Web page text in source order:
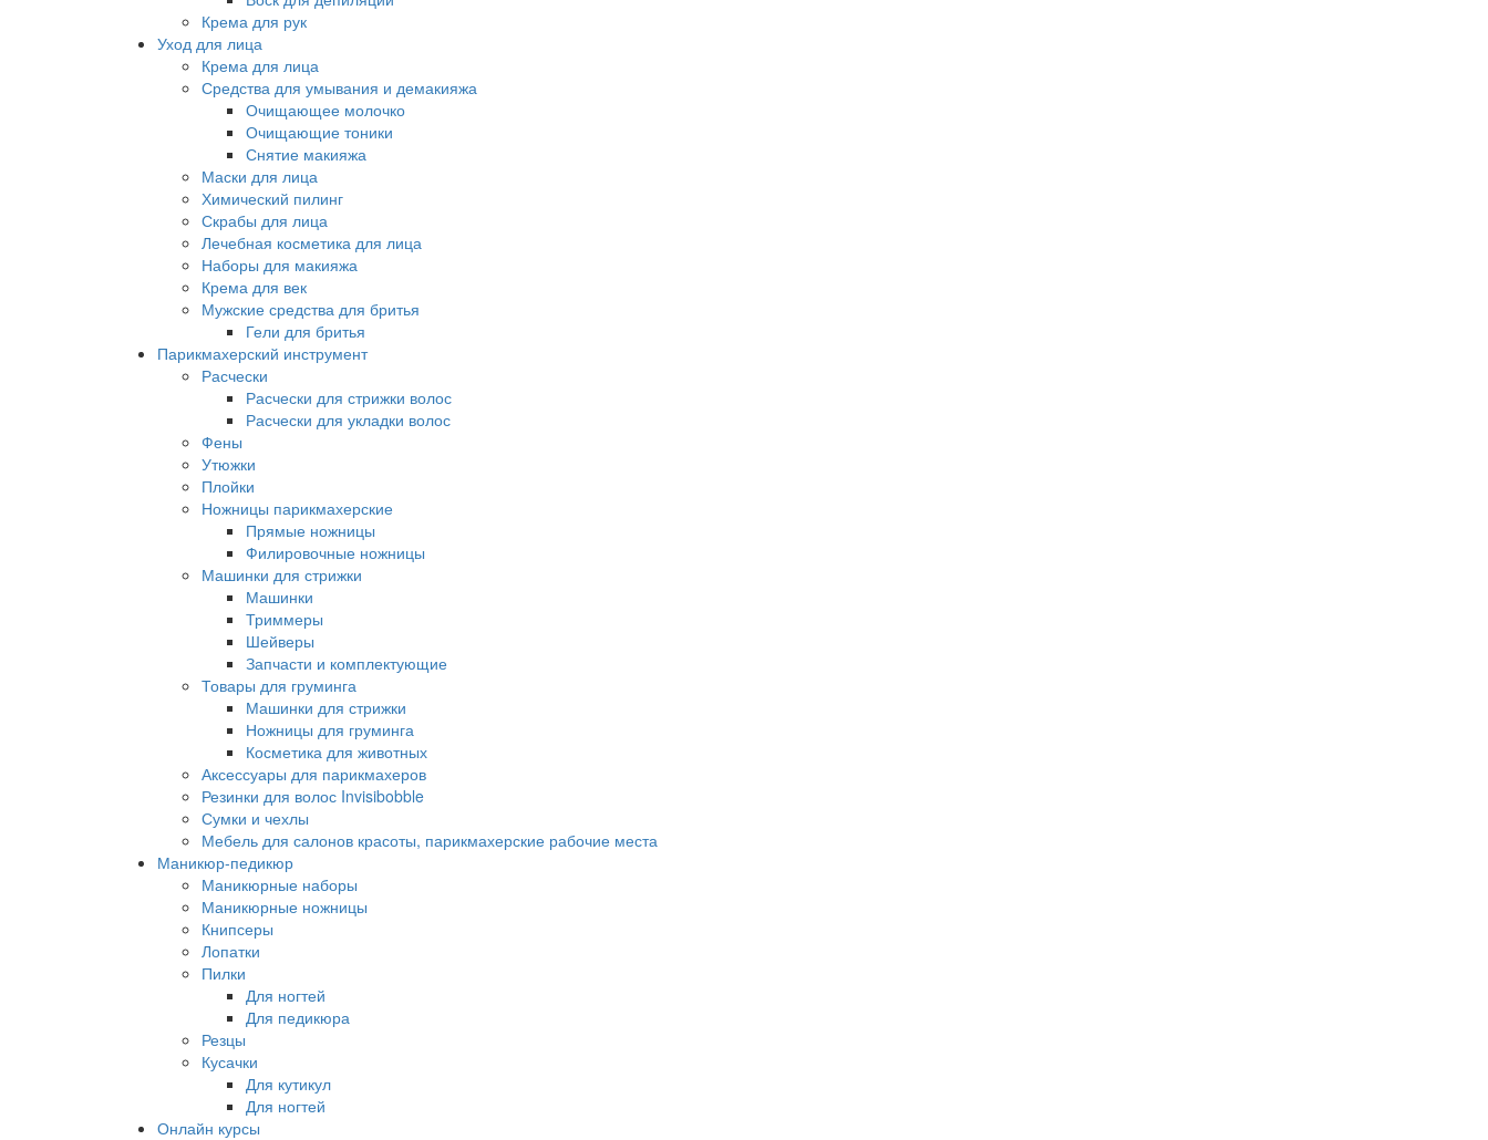
Крема для рук
Уход для лица
Крема для лица
Средства для умывания и демакияжа
Очищающее молочко
Очищающие тоники
Снятие макияжа
Маски для лица
Химический пилинг
Скрабы для лица
Лечебная косметика для лица
Наборы для макияжа
Крема для век
Мужские средства для бритья
Гели для бритья
Парикмахерский инструмент
Расчески
Расчески для стрижки волос
Расчески для укладки волос
Фены
Утюжки
Плойки
Ножницы парикмахерские
Прямые ножницы
Филировочные ножницы
Машинки для стрижки
Машинки
Триммеры
Шейверы
Запчасти и комплектующие
Товары для груминга
Машинки для стрижки
Ножницы для груминга
Косметика для животных
Аксессуары для парикмахеров
Резинки для волос Invisibobble
Сумки и чехлы
Мебель для салонов красоты, парикмахерские рабочие места
Маникюр-педикюр
Маникюрные наборы
Маникюрные ножницы
Книпсеры
Лопатки
Пилки
Для ногтей
Для педикюра
Резцы
Кусачки
Для кутикул
Для ногтей
Онлайн курсы